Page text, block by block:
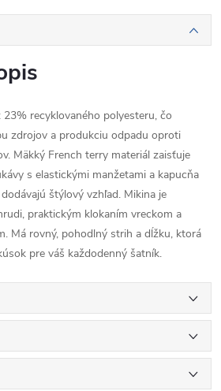
recyklovaného polyesteru, čo
zdrojov a produkciu odpadu oproti
Mäkký French terry materiál zaisťuje
s elastickými manžetami a kapucňa
štýlový vzhľad. Mikina je
praktickým klokaním vreckom a
Má rovný, pohodlný strih a dĺžku, ktorá
pre váš každodenný šatník.